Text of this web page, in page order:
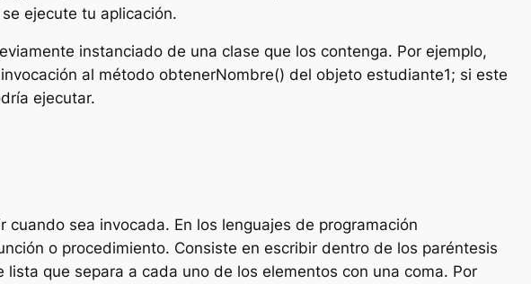
ejecute tu aplicación.
instanciado de una clase que los contenga. Por ejemplo,
al método obtenerNombre() del objeto estudiante1; si este
ejecutar.
sea invocada. En los lenguajes de programación
o procedimiento. Consiste en escribir dentro de los paréntesis
que separa a cada uno de los elementos con una coma. Por